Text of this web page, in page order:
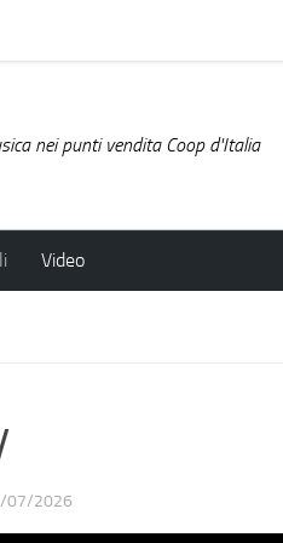
nei punti vendita Coop d'Italia
Video
07/2026